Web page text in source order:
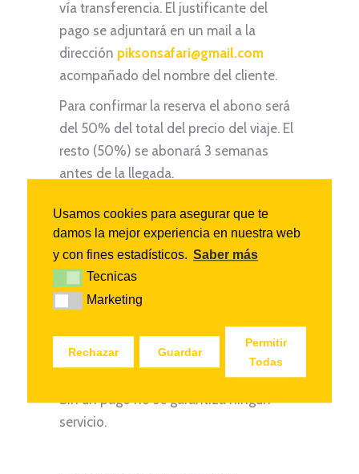
vía transferencia. El justificante del
pago se adjuntará en un mail a la
dirección piksonsafari@gmail.com
acompañado del nombre del cliente.
Para confirmar la reserva el abono será
del 50% del total del precio del viaje. El
resto (50%) se abonará 3 semanas
antes de la llegada.
semanas antes de la fecha de inicio de
los servicios, se abonará el 100% del
total del precio del viaje para confirmar
los servicios.
Los pagos serán siempre en dólares a la
cuenta bancaria que os facilitaremos en
la factura.
Sin un pago no se garantiza ningún
servicio.
Usamos cookies para asegurar que te
damos la mejor experiencia en nuestra web
y con fines estadísticos. Saber más
TecnicasTecnicas
MarketingMarketing
Rechazar Guardar
Permitir
Todas